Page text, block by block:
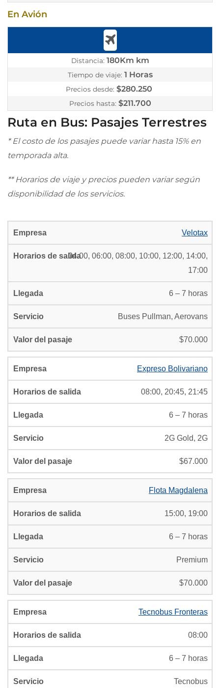
En Avión
Distancia: 180Km km
Tiempo de viaje: 1 Horas
Precios desde: $280.250
Precios hasta: $211.700
Ruta en Bus: Pasajes Terrestres
* El costo de los pasajes puede variar hasta 15% en
temporada alta.
** Horarios de viaje y precios pueden variar según
disponibilidad de los servicios.
Velotax
04:00, 06:00, 08:00, 10:00, 12:00, 14:00,
17:00
6 – 7 horas
Buses Pullman, Aerovans
$70.000
Expreso Bolivariano
08:00, 20:45, 21:45
6 – 7 horas
2G Gold, 2G
$67.000
Flota Magdalena
15:00, 19:00
6 – 7 horas
Premium
$70.000
Tecnobus Fronteras
08:00
6 – 7 horas
Tecnobus